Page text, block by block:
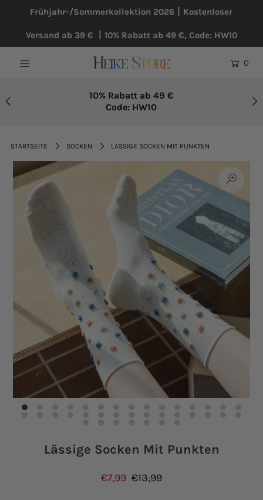
Frühjahr-/Sommerkollektion 2026丨Kostenloser
Versand ab 39 € 丨10% Rabatt ab 49 €, Code: HW10
0
10% Rabatt ab 49 €
Code: HW10
STARTSEITE SOCKEN LÄSSIGE SOCKEN MIT PUNKTEN
Lässige Socken Mit Punkten
€7,99 €13,99
ÜBERGRÖßE
HOSEN
ACCESSOIRES
BAUMWOLLE UND LEINEN
TOPSELLER
Einloggen oder Konto erstellen